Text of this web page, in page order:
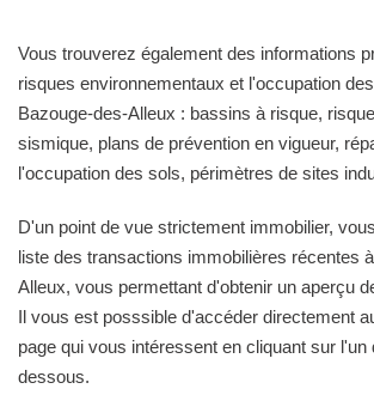
Vous trouverez également des informations
risques environnementaux et l'occupation
Bazouge-des-Alleux : bassins à risque,
sismique, plans de prévention en vigueur,
l'occupation des sols, périmètres de sites
D'un point de vue strictement immobilier,
liste des transactions immobilières récentes
Alleux, vous permettant d'obtenir un aperçu
Il vous est posssible d'accéder directement
page qui vous intéressent en cliquant sur l'un
dessous.